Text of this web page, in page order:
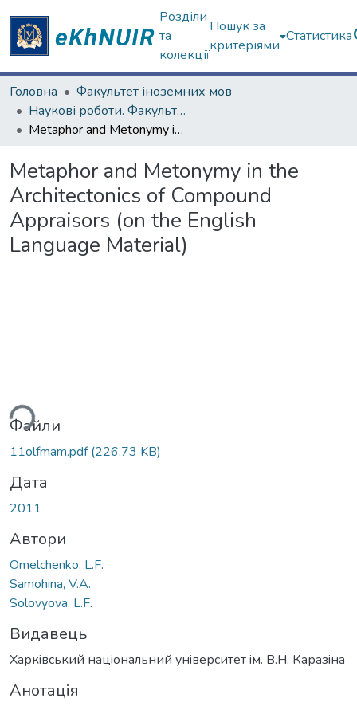
Розділи
та
колекції
Пошук за
критеріями
Статистика
Головна
Факультет іноземних мов
Наукові роботи. Факультет іноземних мов
Metaphor and Metonymy in the Architectonics of Compound Appraisors (on the English Language Material)
Metaphor and Metonymy in the
Architectonics of Compound
Appraisors (on the English
Language Material)
Файли
11olfmam.pdf(226,73 KB)
Дата
2011
Автори
Omelchenko, L.F.
Samohina, V.A.
Solovyova, L.F.
Видавець
Харкiвський нацiональний унiверситет iм. В.Н. Каразiна
Анотація